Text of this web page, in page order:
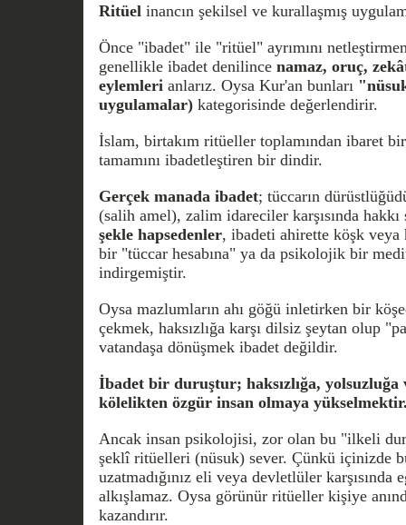
Ritüel inancın şekilsel ve kurallaşmış
Önce "ibadet" ile "ritüel" ayrımını
genellikle ibadet denilince namaz, oruç,
eylemleri anlarız. Oysa Kur'an bunları
uygulamalar)kategorisinde değerlendirir.
İslam, birtakım ritüeller toplamından ibaret
tamamını ibadetleştiren bir dindir.
Gerçek manada ibadet; tüccarın
(salih amel), zalim idareciler karşısında
şekle hapsedenler, ibadeti ahirette köşk veya
bir "tüccar hesabına" ya da psikolojik bir
indirgemiştir.
Oysa mazlumların ahı göğü inletirken bir
çekmek, haksızlığa karşı dilsiz şeytan olup
vatandaşa dönüşmek ibadet değildir.
İbadet bir duruştur; haksızlığa, yolsuzluğa
kölelikten özgür insan olmaya
Ancak insan psikolojisi, zor olan bu "ilkeli
şeklî ritüelleri (nüsuk) sever. Çünkü içinizde
uzatmadığınız eli veya devletlüler karşısında
alkışlamaz. Oysa görünür ritüeller kişiye
kazandırır.